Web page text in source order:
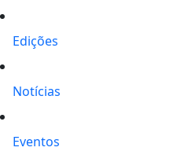
Edições
Notícias
Eventos